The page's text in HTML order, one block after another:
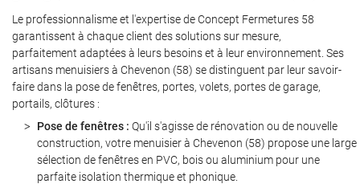
Le professionnalisme et l'expertise de Concept Fermetures 58
garantissent à chaque client des solutions sur mesure,
parfaitement adaptées à leurs besoins et à leur environnement. Ses
artisans menuisiers à Chevenon (58) se distinguent par leur savoir-
faire dans la pose de fenêtres, portes, volets, portes de garage,
portails, clôtures :
Pose de fenêtres : Qu'il s'agisse de rénovation ou de nouvelle
construction, votre menuisier à Chevenon (58) propose une large
sélection de fenêtres en PVC, bois ou aluminium pour une
parfaite isolation thermique et phonique.